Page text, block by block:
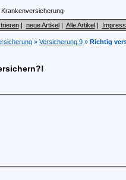
| neue Artikel| Alle Artikel|
» Versicherung 9» Richtig